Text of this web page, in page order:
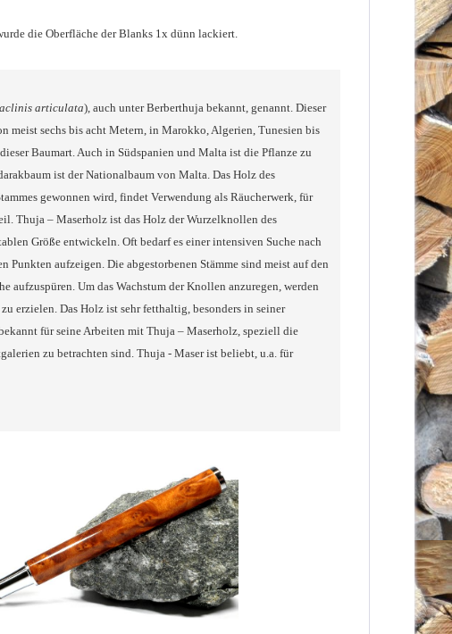
die Oberfläche der Blanks 1x dünn lackiert.
articulata), auch unter Berberthuja bekannt, genannt. Dieser
meist sechs bis acht Metern, in Marokko, Algerien, Tunesien bis
Baumart. Auch in Südspanien und Malta ist die Pflanze zu
ist der Nationalbaum von Malta. Das Holz des
gewonnen wird, findet Verwendung als Räucherwerk, für
Thuja – Maserholz ist das Holz der Wurzelknollen des
Größe entwickeln. Oft bedarf es einer intensiven Suche nach
aufzeigen. Die abgestorbenen Stämme sind meist auf den
aufzuspüren. Um das Wachstum der Knollen anzuregen, werden
erzielen. Das Holz ist sehr fetthaltig, besonders in seiner
für seine Arbeiten mit Thuja – Maserholz, speziell die
zu betrachten sind. Thuja - Maser ist beliebt, u.a. für